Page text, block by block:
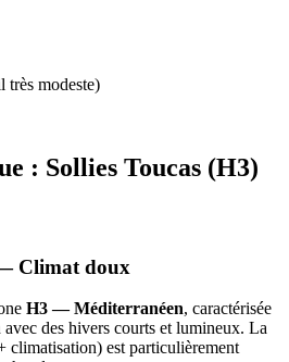
très modeste)
: Sollies Toucas (H3)
Climat doux
H3 — Méditerranéen, caractérisée
des hivers courts et lumineux. La
climatisation) est particulièrement